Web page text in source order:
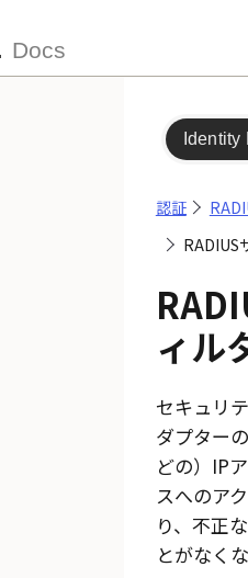
Docs
Identity
認証
RADIUS
ィル
セキュリ
ダプター
どの）IP
スへのア
り、不正
とがなく